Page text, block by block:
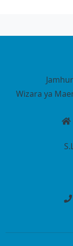
Wizara ya